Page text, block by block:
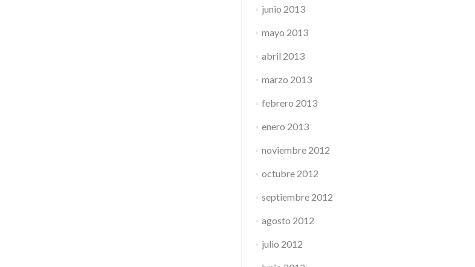
junio 2013
mayo 2013
abril 2013
marzo 2013
febrero 2013
enero 2013
noviembre 2012
octubre 2012
septiembre 2012
agosto 2012
julio 2012